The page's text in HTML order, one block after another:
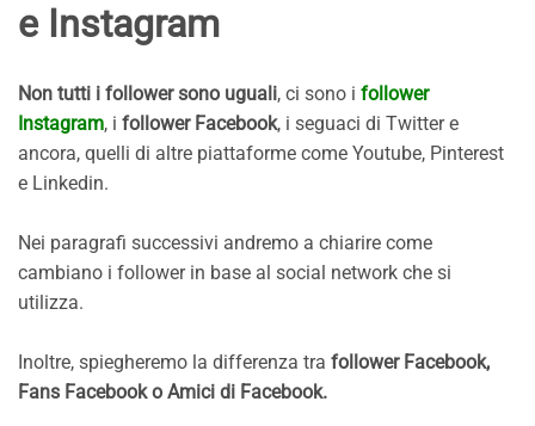
e Instagram
Non tutti i follower sono uguali, ci sono i follower
Instagram, i follower Facebook, i seguaci di Twitter e
ancora, quelli di altre piattaforme come Youtube, Pinterest
e Linkedin.
Nei paragrafi successivi andremo a chiarire come
cambiano i follower in base al social network che si
utilizza.
Inoltre, spiegheremo la differenza tra follower Facebook,
Fans Facebook o Amici di Facebook.